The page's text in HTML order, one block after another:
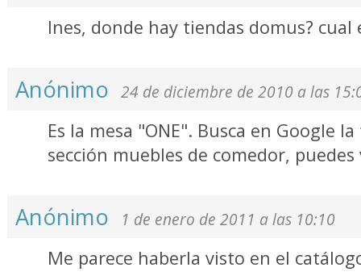
Ines, donde hay tiendas domus? cual
Anónimo 24 de diciembre de 2010 a las
Es la mesa "ONE". Busca en Google
sección muebles de comedor,
Anónimo 1 de enero de 2011 a las 10:10
Me parece haberla visto en el